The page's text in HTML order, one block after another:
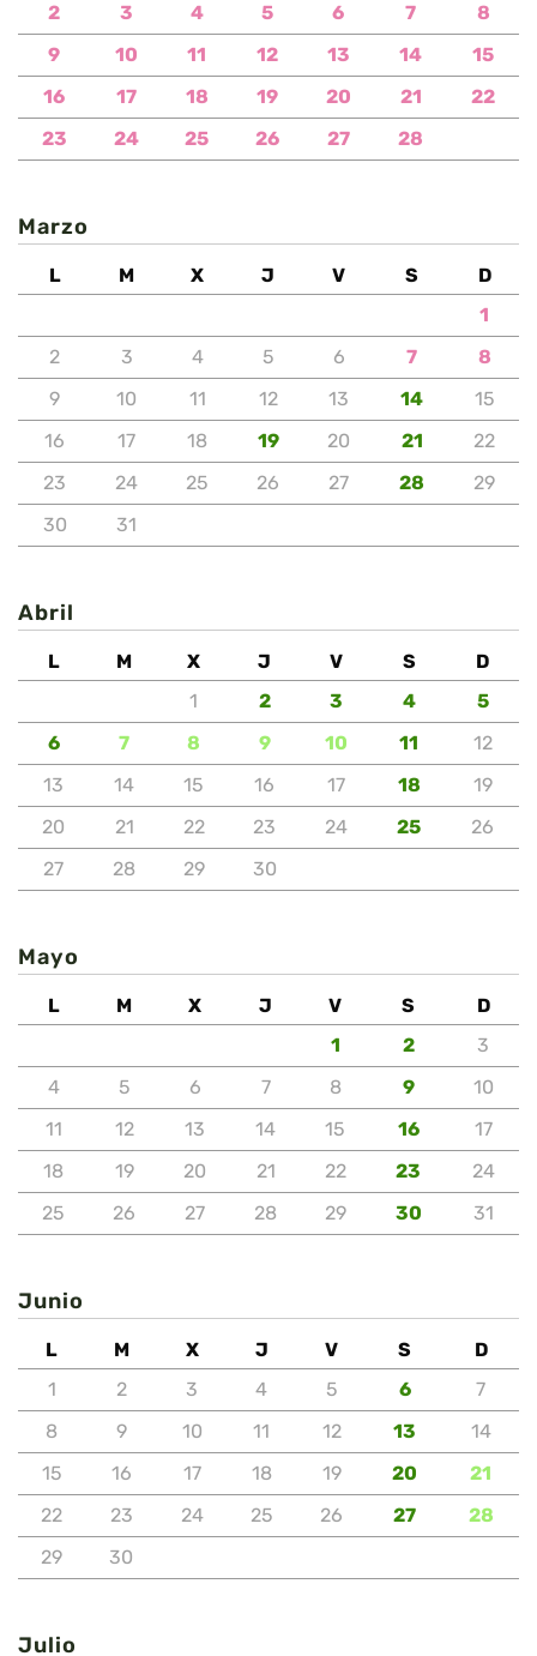
2
3 4 5 6 7
8
9
10 11 12 13 14
15
16
17 18 19 20 21
22
23
24 25 26 27 28
Marzo
L M X J V S
D
1
2
3 4 5 6 7
8
9
10 11 12 13 14
15
16
17 18 19 20 21
22
23
24 25 26 27 28
29
30
31
Abril
L M X J V S
D
1
2 3 4
5
6
7 8 9 10 11
12
13
14 15 16 17 18
19
20
21 22 23 24 25
26
27
28 29 30
Mayo
L M X J V S
D
1
2
3
4
5 6 7 8 9
10
11
12 13 14 15 16
17
18
19 20 21 22 23
24
25
26 27 28 29 30 31
Junio
L M X J V S
D
1
2 3 4 5 6
7
8
9 10 11 12 13
14
15
16 17 18 19 20
21
22
23 24 25 26 27
28
29
30
Julio